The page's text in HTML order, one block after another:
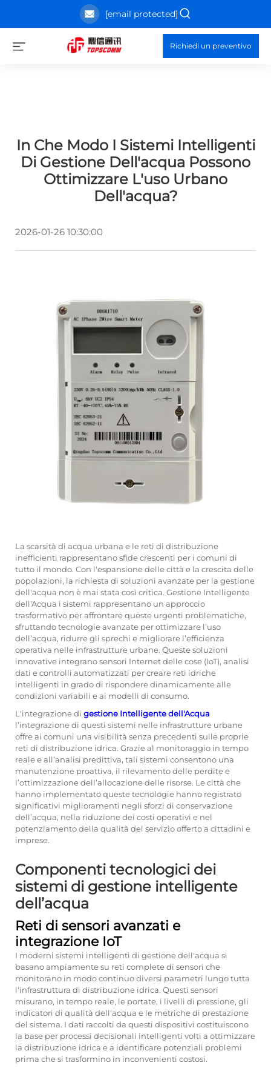
[email protected]
Richiedi un preventivo
In Che Modo I Sistemi Intelligenti
Di Gestione Dell'acqua Possono
Ottimizzare L'uso Urbano
Dell'acqua?
2026-01-26 10:30:00
La scarsità di acqua urbana e le reti di distribuzione
inefficienti rappresentano sfide crescenti per i comuni di
tutto il mondo. Con l'espansione delle città e la crescita delle
popolazioni, la richiesta di soluzioni avanzate per la gestione
dell'acqua non è mai stata così critica. Gestione Intelligente
dell'Acqua i sistemi rappresentano un approccio
trasformativo per affrontare queste urgenti problematiche,
sfruttando tecnologie avanzate per ottimizzare l’uso
dell’acqua, ridurre gli sprechi e migliorare l’efficienza
operativa nelle infrastrutture urbane. Queste soluzioni
innovative integrano sensori Internet delle cose (IoT), analisi
dati e controlli automatizzati per creare reti idriche
intelligenti in grado di rispondere dinamicamente alle
condizioni variabili e ai modelli di consumo.
L'integrazione di gestione Intelligente dell'Acqua
l’integrazione di questi sistemi nelle infrastrutture urbane
offre ai comuni una visibilità senza precedenti sulle proprie
reti di distribuzione idrica. Grazie al monitoraggio in tempo
reale e all’analisi predittiva, tali sistemi consentono una
manutenzione proattiva, il rilevamento delle perdite e
l’ottimizzazione dell’allocazione delle risorse. Le città che
hanno implementato queste tecnologie hanno registrato
significativi miglioramenti negli sforzi di conservazione
dell’acqua, nella riduzione dei costi operativi e nel
potenziamento della qualità del servizio offerto a cittadini e
imprese.
Componenti tecnologici dei
sistemi di gestione intelligente
dell’acqua
Reti di sensori avanzati e
integrazione IoT
I moderni sistemi intelligenti di gestione dell'acqua si
basano ampiamente su reti complete di sensori che
monitorano in modo continuo diversi parametri lungo tutta
l'infrastruttura di distribuzione idrica. Questi sensori
misurano, in tempo reale, le portate, i livelli di pressione, gli
indicatori di qualità dell'acqua e le metriche di prestazione
del sistema. I dati raccolti da questi dispositivi costituiscono
la base per processi decisionali intelligenti volti a ottimizzare
la distribuzione idrica e a identificare potenziali problemi
prima che si trasformino in inconvenienti costosi.